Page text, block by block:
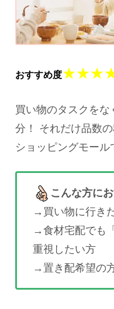
おすすめ度
買い物のタスクを
分！ それだけ品数
ショッピングモール
こんな方に
→買い物に行き
→食材宅配でも
重視したい方
→置き配希望の